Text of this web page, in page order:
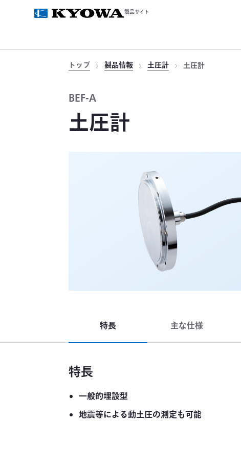
製品サイト
トップ 製品情報 土圧計 土圧計
BEF-A
土圧計
特長 主な仕様
特長
一般的埋設型
地震等による動土圧の測定も可能